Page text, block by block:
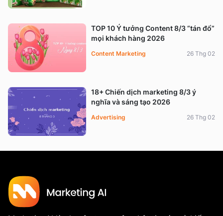
TOP 10 Ý tưởng Content 8/3 “tán đổ”
mọi khách hàng 2026
Content Marketing 26 Thg 02
18+ Chiến dịch marketing 8/3 ý
nghĩa và sáng tạo 2026
Advertising 26 Thg 02